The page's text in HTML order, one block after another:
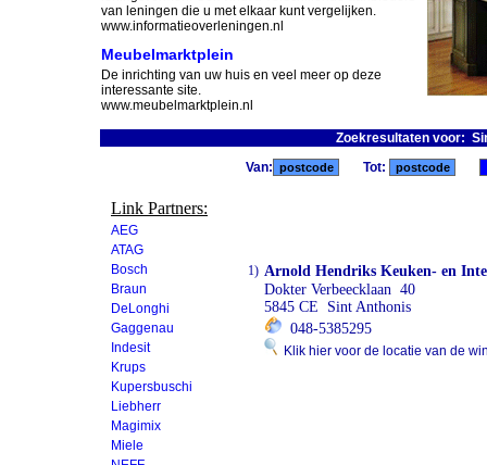
van leningen die u met elkaar kunt vergelijken.
www.informatieoverleningen.nl
Meubelmarktplein
De inrichting van uw huis en veel meer op deze
interessante site.
www.meubelmarktplein.nl
Zoekresultaten voor:
Link Partners:
AEG
ATAG
Bosch
Braun
DeLonghi
Gaggenau
Indesit
Krups
Kupersbuschi
Liebherr
Magimix
Miele
Van: Tot:
1) Arnold Hendriks Keuken- en
Dokter Verbeecklaan 40
5845 CE Sint Anthonis
048-5385295
Klik hier voor de locatie van de